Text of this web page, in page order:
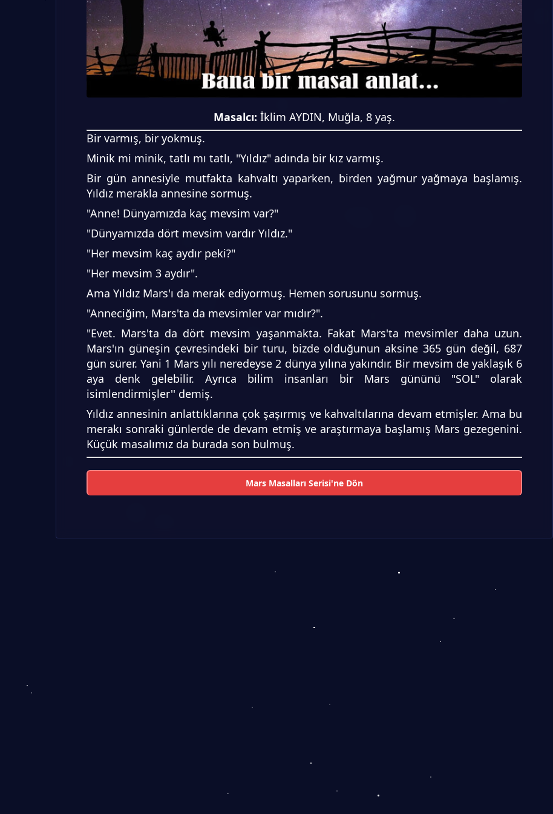
Masalcı: İklim AYDIN, Muğla, 8 yaş.
Bir varmış, bir yokmuş.
Minik mi minik, tatlı mı tatlı, "Yıldız" adında bir kız varmış.
Bir gün annesiyle mutfakta kahvaltı yaparken, birden yağmur yağmaya başlamış.
Yıldız merakla annesine sormuş.
"Anne! Dünyamızda kaç mevsim var?"
"Dünyamızda dört mevsim vardır Yıldız."
"Her mevsim kaç aydır peki?"
"Her mevsim 3 aydır".
Ama Yıldız Mars'ı da merak ediyormuş. Hemen sorusunu sormuş.
"Anneciğim, Mars'ta da mevsimler var mıdır?".
"Evet. Mars'ta da dört mevsim yaşanmakta. Fakat Mars'ta mevsimler daha uzun.
Mars'ın güneşin çevresindeki bir turu, bizde olduğunun aksine 365 gün değil, 687
gün sürer. Yani 1 Mars yılı neredeyse 2 dünya yılına yakındır. Bir mevsim de yaklaşık 6
aya denk gelebilir. Ayrıca bilim insanları bir Mars gününü "SOL" olarak
isimlendirmişler'' demiş.
Yıldız annesinin anlattıklarına çok şaşırmış ve kahvaltılarına devam etmişler. Ama bu
merakı sonraki günlerde de devam etmiş ve araştırmaya başlamış Mars gezegenini.
Küçük masalımız da burada son bulmuş.
Mars Masalları Serisi'ne Dön